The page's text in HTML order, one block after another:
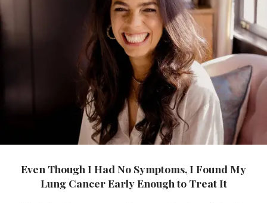
Even Though I Had No Symptoms, I Found My
Lung Cancer Early Enough to Treat It